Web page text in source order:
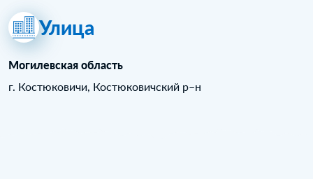
Улица
Могилевская область
г. Костюковичи, Костюковичский р–н